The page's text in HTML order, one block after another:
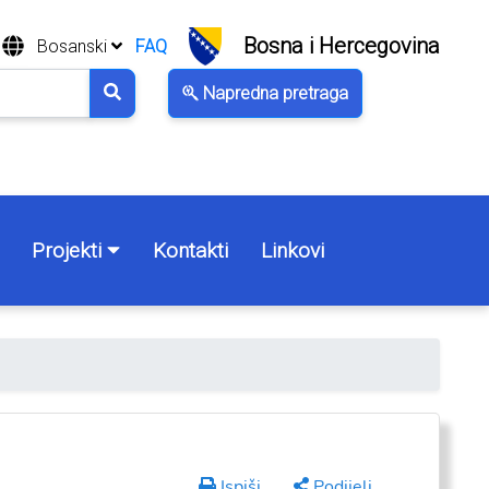
Napredna pretraga
Bosanski FAQ Bosna i Hercegovina
Projekti Kontakti Linkovi